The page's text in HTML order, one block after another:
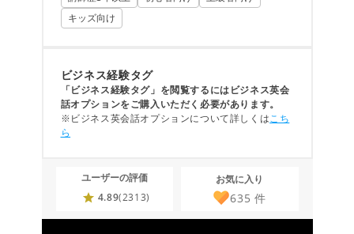
キッズ向け
ビジネス経験タグ
「ビジネス経験タグ」を閲覧するにはビジネス英会
話オプションをご購入いただく必要があります。
※ビジネス英会話オプションについて詳しくはこち
ら
ユーザーの評価
4.89(2313)
お気に入り
635 件